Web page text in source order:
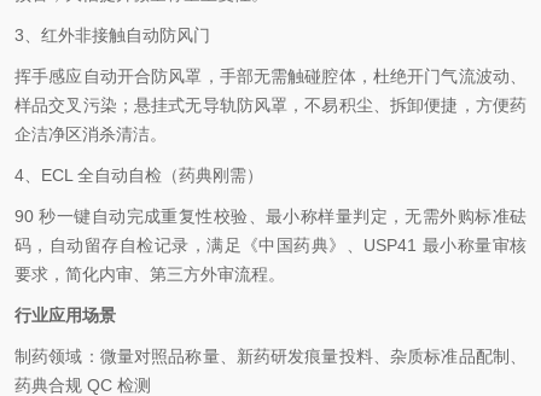
3、红外非接触自动防风门
挥手感应自动开合防风罩，手部无需触碰腔体，杜绝开门气流波动、
样品交叉污染；悬挂式无导轨防风罩，不易积尘、拆卸便捷，方便药
企洁净区消杀清洁。
4、ECL 全自动自检（药典刚需）
90 秒一键自动完成重复性校验、最小称样量判定，无需外购标准砝
码，自动留存自检记录，满足《中国药典》、USP41 最小称量审核
要求，简化内审、第三方外审流程。
行业应用场景
制药领域：微量对照品称量、新药研发痕量投料、杂质标准品配制、
药典合规 QC 检测